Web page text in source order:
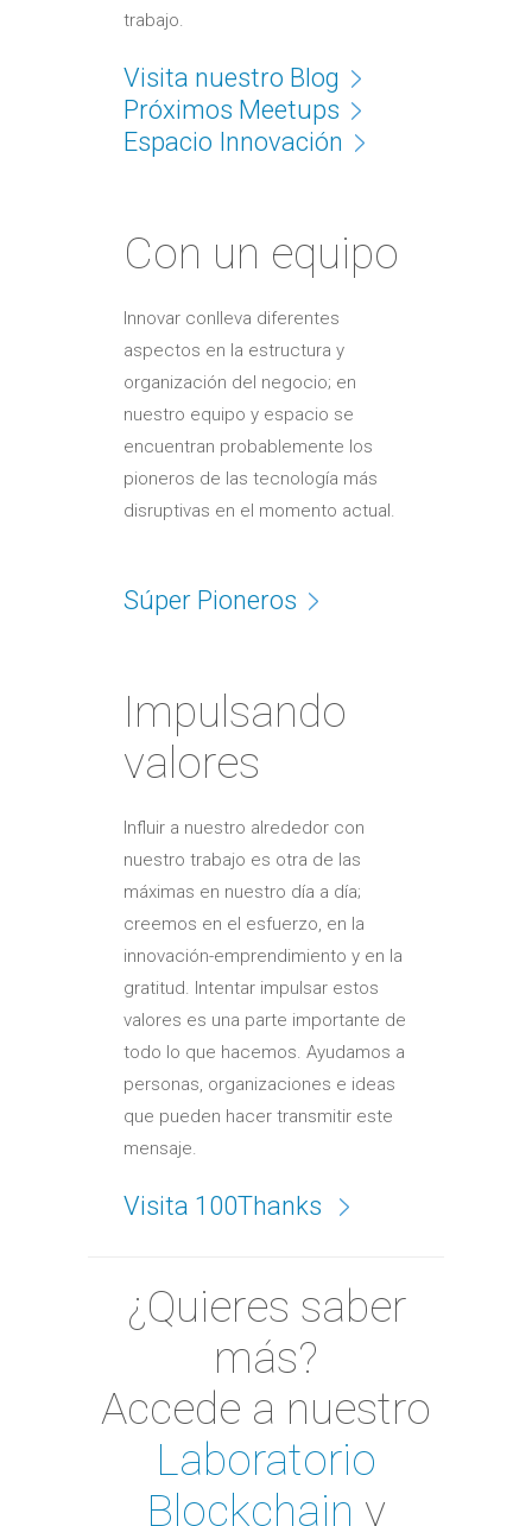
trabajo.
Visita nuestro Blog
Próximos Meetups
Espacio Innovación
Con un equipo
Innovar conlleva diferentes
aspectos en la estructura y
organización del negocio; en
nuestro equipo y espacio se
encuentran probablemente los
pioneros de las tecnología más
disruptivas en el momento actual.
Súper Pioneros
Impulsando
valores
Influir a nuestro alrededor con
nuestro trabajo es otra de las
máximas en nuestro día a día;
creemos en el esfuerzo, en la
innovación-emprendimiento y en la
gratitud. Intentar impulsar estos
valores es una parte importante de
todo lo que hacemos. Ayudamos a
personas, organizaciones e ideas
que pueden hacer transmitir este
mensaje.
Visita 100Thanks
¿Quieres saber
más?
Accede a nuestro
Laboratorio
Blockchain y